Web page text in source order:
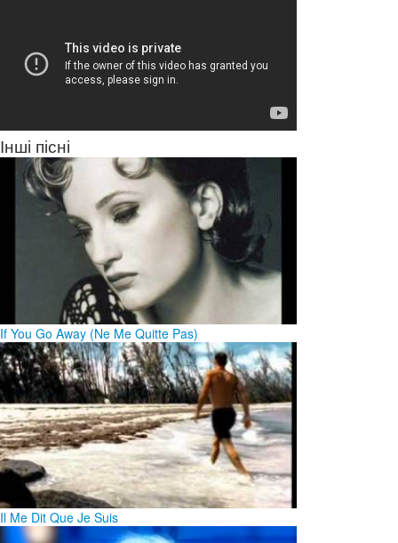
Інші пісні
If You Go Away (Ne Me Quitte Pas)
Il Me Dit Que Je Suis